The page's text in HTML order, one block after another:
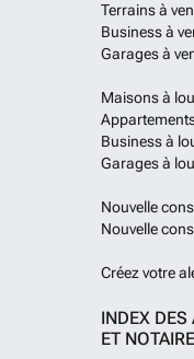
Terrains à
Business à
Garages à
Maisons à
Business à
Garages à
Nouvelle
Nouvelle
Créez votre
INDEX
ET